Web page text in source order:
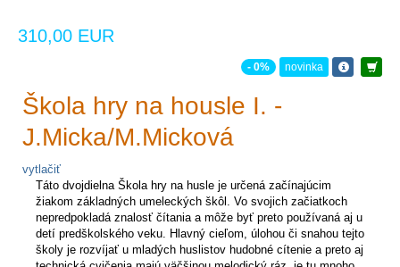
310,00 EUR
- 0% novinka
Škola hry na housle I. -
J.Micka/M.Micková
vytlačiť
Táto dvojdielna Škola hry na husle je určená začínajúcim
žiakom základných umeleckých škôl. Vo svojich začiatkoch
nepredpokladá znalosť čítania a môže byť preto používaná aj u
detí predškolského veku. Hlavný cieľom, úlohou či snahou tejto
školy je rozvíjať u mladých huslistov hudobné cítenie a preto aj